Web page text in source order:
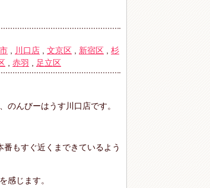
川口店 文京区 新宿区
杉
赤羽 足立区
のんびーはうす川口店です。
もすぐ近くまできているよう
感じます。